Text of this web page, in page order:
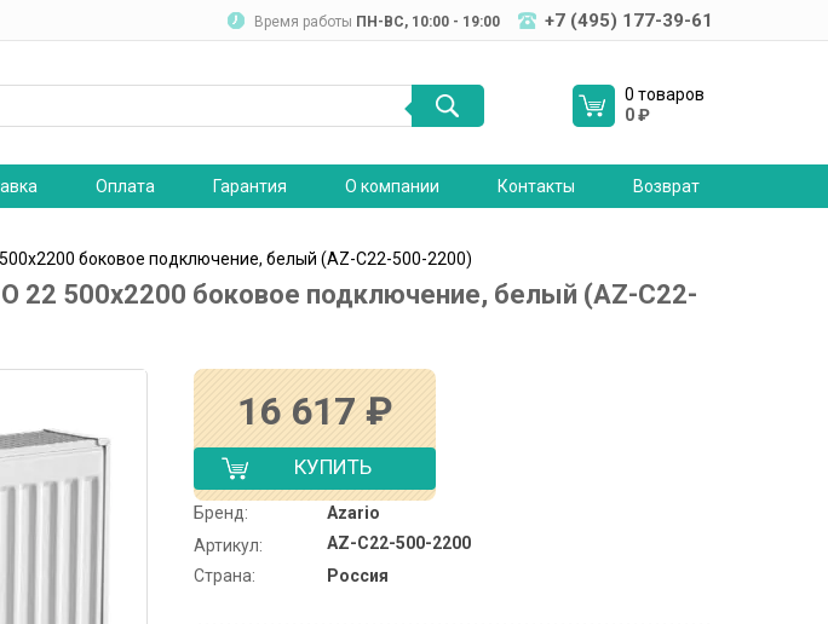
Время работы ПН-ВC, 10:00 - 19:00 +7 (495) 177-39-61
0 товаров
0₽
Оплата Гарантия О компании Контакты Возврат
боковое подключение, белый (AZ-C22-500-2200)
22 500х2200 боковое подключение, белый (AZ-C22-
16 617 ₽
КУПИТЬ
Бренд:
Azario
Артикул:
AZ-C22-500-2200
Страна:
Россия